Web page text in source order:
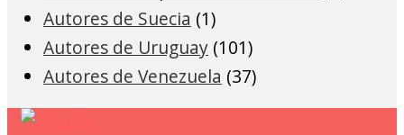
Autores de Suecia (1)
Autores de Uruguay (101)
Autores de Venezuela (37)